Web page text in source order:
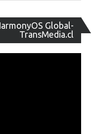
Global-
TransMedia.cl
de